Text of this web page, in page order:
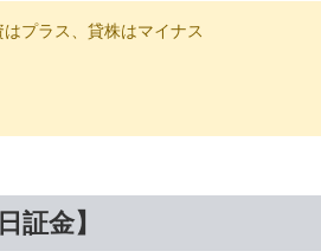
プラス、貸株はマイナス
証金】